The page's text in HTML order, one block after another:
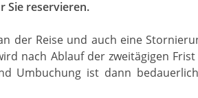
Sie reservieren.
der Reise und auch eine
nach Ablauf der zweitägigen
Umbuchung ist dann